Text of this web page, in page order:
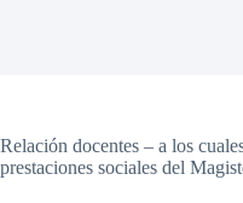
Relación docentes – a los
prestaciones sociales del